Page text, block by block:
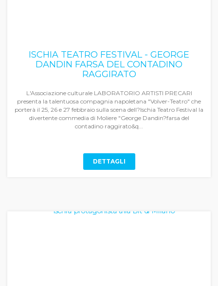
ISCHIA TEATRO FESTIVAL - GEORGE
DANDIN FARSA DEL CONTADINO
RAGGIRATO
L'Associazione culturale LABORATORIO ARTISTI PRECARI
presenta la talentuosa compagnia napoletana "Volver-Teatro" che
porterà il 25, 26 e 27 febbraio sulla scena dell?Ischia Teatro Festival la
divertente commedia di Moliere "George Dandin?farsa del
contadino raggirato&q...
DETTAGLI